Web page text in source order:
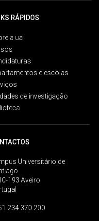
RÁPIDOS
a ua
e escolas
de investigação
Universitário de
193 Aveiro
234 370 200